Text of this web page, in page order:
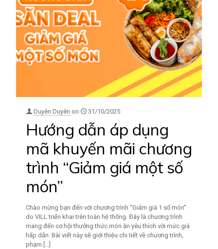
Duyên Duyên on 31/10/2025
Hướng dẫn áp dụng
mã khuyến mãi chương
trình “Giảm giá một số
món”
Chào mừng bạn đến với chương trình “Giảm giá 1 số món”
do VILL triển khai trên toàn hệ thống. Đây là chương trình
mang đến cơ hội thưởng thức món ăn yêu thích với mức giá
hấp dẫn. Bài viết này sẽ giới thiệu chi tiết về chương trình,
phạm […]